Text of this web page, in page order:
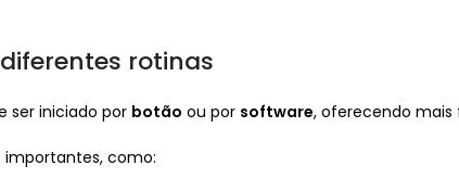
rotinas
ser iniciado por botão ou por software, oferecendo mais
como: